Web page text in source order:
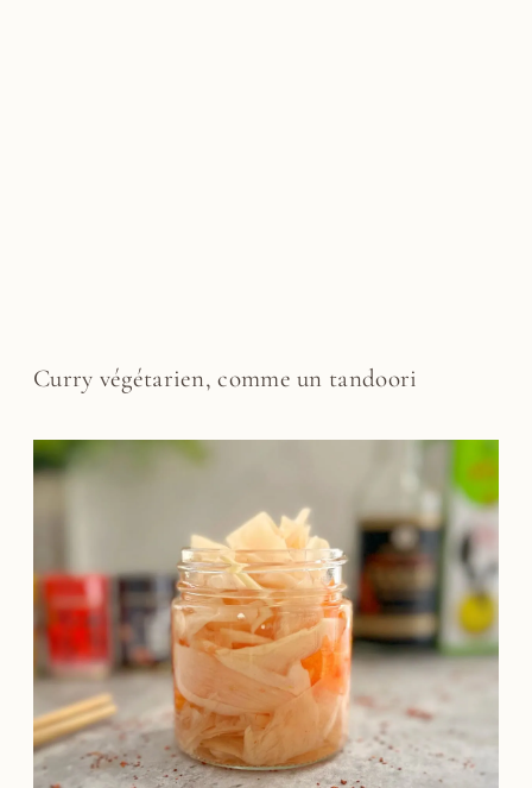
Curry végétarien, comme un tandoori